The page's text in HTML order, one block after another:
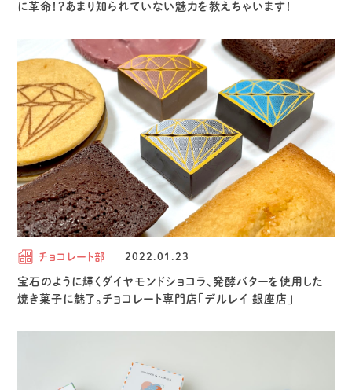
に革命！？あまり知られていない魅力を教えちゃいます！
チョコレート部 2022.01.23
宝石のように輝くダイヤモンドショコラ、発酵バターを使用した
焼き菓子に魅了。チョコレート専門店「デルレイ 銀座店」